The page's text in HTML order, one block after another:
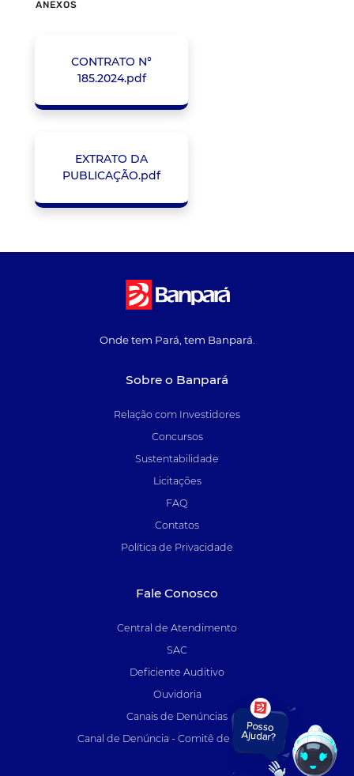
ANEXOS
CONTRATO N°
185.2024.pdf
EXTRATO DA
PUBLICAÇÃO.pdf
Onde tem Pará, tem Banpará.
Sobre o Banpará
Relação com Investidores
Concursos
Sustentabilidade
Licitações
FAQ
Contatos
Política de Privacidade
Fale Conosco
Central de Atendimento
SAC
Deficiente Auditivo
Ouvidoria
Canais de Denúncias
Canal de Denúncia - Comitê de Auditoria